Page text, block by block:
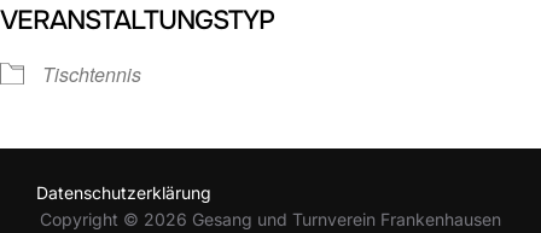
VERANSTALTUNGSTYP
Tischtennis
Datenschutzerklärung
Copyright © 2026 Gesang und Turnverein Frankenhausen